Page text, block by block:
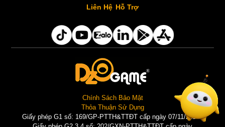
Liên Hệ Hỗ Trợ
Chính Sách Bảo Mật
Thỏa Thuận Sử Dụng
Giấy phép G1 số: 169/GP-PTTH&TTĐT cấp ngày 07/11/2025 |